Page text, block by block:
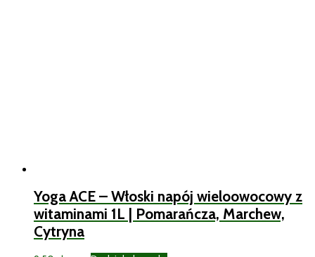
Yoga ACE – Włoski napój wieloowocowy z
witaminami 1L | Pomarańcza, Marchew,
Cytryna